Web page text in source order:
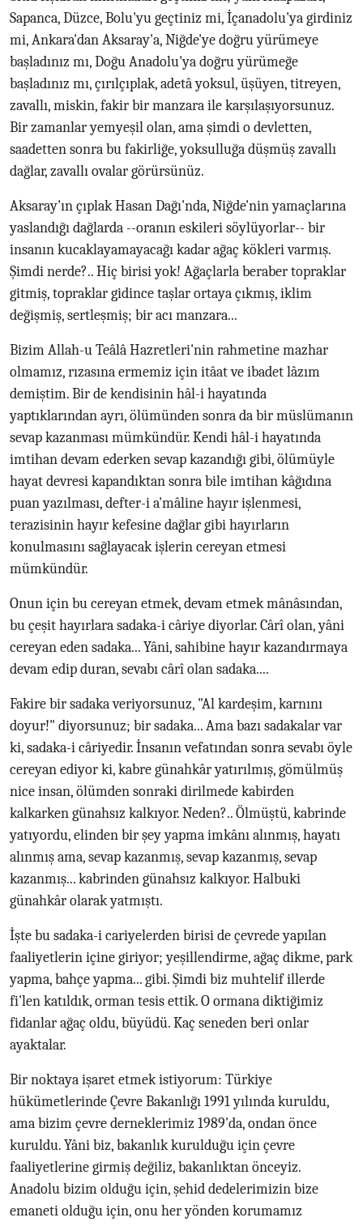
Sapanca, Düzce, Bolu'yu geçtiniz mi, İçanadolu'ya girdiniz
mi, Ankara'dan Aksaray'a, Niğde'ye doğru yürümeye
başladınız mı, Doğu Anadolu'ya doğru yürümeğe
başladınız mı, çırılçıplak, adetâ yoksul, üşüyen, titreyen,
zavallı, miskin, fakir bir manzara ile karşılaşıyorsunuz.
Bir zamanlar yemyeşil olan, ama şimdi o devletten,
saadetten sonra bu fakirliğe, yoksulluğa düşmüş zavallı
dağlar, zavallı ovalar görürsünüz.
Aksaray'ın çıplak Hasan Dağı'nda, Niğde'nin yamaçlarına
yaslandığı dağlarda --oranın eskileri söylüyorlar-- bir
insanın kucaklayamayacağı kadar ağaç kökleri varmış.
Şimdi nerde?.. Hiç birisi yok! Ağaçlarla beraber topraklar
gitmiş, topraklar gidince taşlar ortaya çıkmış, iklim
değişmiş, sertleşmiş; bir acı manzara...
Bizim Allah-u Teâlâ Hazretleri'nin rahmetine mazhar
olmamız, rızasına ermemiz için itâat ve ibadet lâzım
demiştim. Bir de kendisinin hâl-i hayatında
yaptıklarından ayrı, ölümünden sonra da bir müslümanın
sevap kazanması mümkündür. Kendi hâl-i hayatında
imtihan devam ederken sevap kazandığı gibi, ölümüyle
hayat devresi kapandıktan sonra bile imtihan kâğıdına
puan yazılması, defter-i a'mâline hayır işlenmesi,
terazisinin hayır kefesine dağlar gibi hayırların
konulmasını sağlayacak işlerin cereyan etmesi
mümkündür.
Onun için bu cereyan etmek, devam etmek mânâsından,
bu çeşit hayırlara sadaka-i câriye diyorlar. Cârî olan, yâni
cereyan eden sadaka... Yâni, sahibine hayır kazandırmaya
devam edip duran, sevabı cârî olan sadaka....
Fakire bir sadaka veriyorsunuz, "Al kardeşim, karnını
doyur!" diyorsunuz; bir sadaka... Ama bazı sadakalar var
ki, sadaka-i câriyedir. İnsanın vefatından sonra sevabı öyle
cereyan ediyor ki, kabre günahkâr yatırılmış, gömülmüş
nice insan, ölümden sonraki dirilmede kabirden
kalkarken günahsız kalkıyor. Neden?.. Ölmüştü, kabrinde
yatıyordu, elinden bir şey yapma imkânı alınmış, hayatı
alınmış ama, sevap kazanmış, sevap kazanmış, sevap
kazanmış... kabrinden günahsız kalkıyor. Halbuki
günahkâr olarak yatmıştı.
İşte bu sadaka-i cariyelerden birisi de çevrede yapılan
faaliyetlerin içine giriyor; yeşillendirme, ağaç dikme, park
yapma, bahçe yapma... gibi. Şimdi biz muhtelif illerde
fi'len katıldık, orman tesis ettik. O ormana diktiğimiz
fidanlar ağaç oldu, büyüdü. Kaç seneden beri onlar
ayaktalar.
Bir noktaya işaret etmek istiyorum: Türkiye
hükümetlerinde Çevre Bakanlığı 1991 yılında kuruldu,
ama bizim çevre derneklerimiz 1989'da, ondan önce
kuruldu. Yâni biz, bakanlık kurulduğu için çevre
faaliyetlerine girmiş değiliz, bakanlıktan önceyiz.
Anadolu bizim olduğu için, şehid dedelerimizin bize
emaneti olduğu için, onu her yönden korumamız